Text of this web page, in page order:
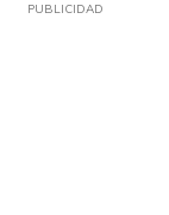
PUBLICIDAD